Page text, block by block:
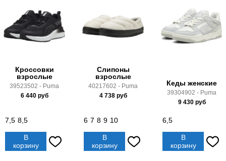
Кроссовки
взрослые
39523502 - Puma
6 440руб
7,5 8,5
В
корзину
Слипоны
взрослые
40217602 - Puma
4 738руб
6 7 8 9 10
В
корзину
Кеды женские
39304902 - Puma
9 430руб
6,5
В
корзину